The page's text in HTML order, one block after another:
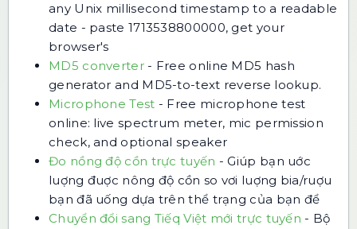
any Unix millisecond timestamp to a readable
date - paste 1713538800000, get your
browser's
MD5 converter- Free online MD5 hash
generator and MD5-to-text reverse lookup.
Microphone Test - Free microphone test
online: live spectrum meter, mic permission
check, and optional speaker
Đo nồng độ cồn trực tuyến -Giúp bạn uớc
luợng đuợc nông độ cồn so vơi luợng bia/ruợu
bạn đã uống dựa trên thể trạng của bạn để
Chuyển đổi sang Tiếq Việt mới trực tuyến - Bộ